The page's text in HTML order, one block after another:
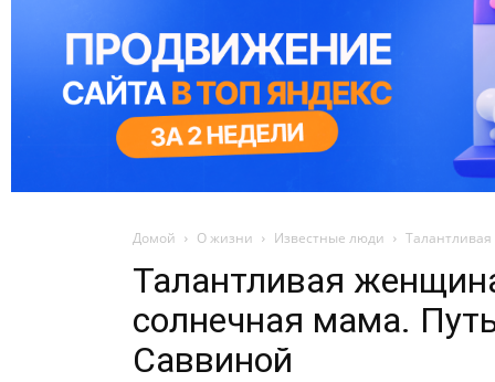
Домой О жизни Известные люди
Талантливая
солнечная мама.
Саввиной